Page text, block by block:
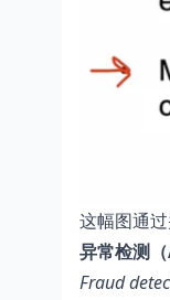
这幅图通
异常检测
Fraud